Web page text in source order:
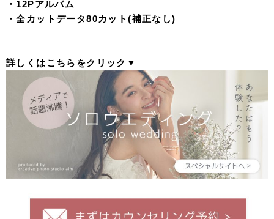
・12Pアルバム
・全カットデータ80カット(補正なし)
詳しくはこちらをクリック▼